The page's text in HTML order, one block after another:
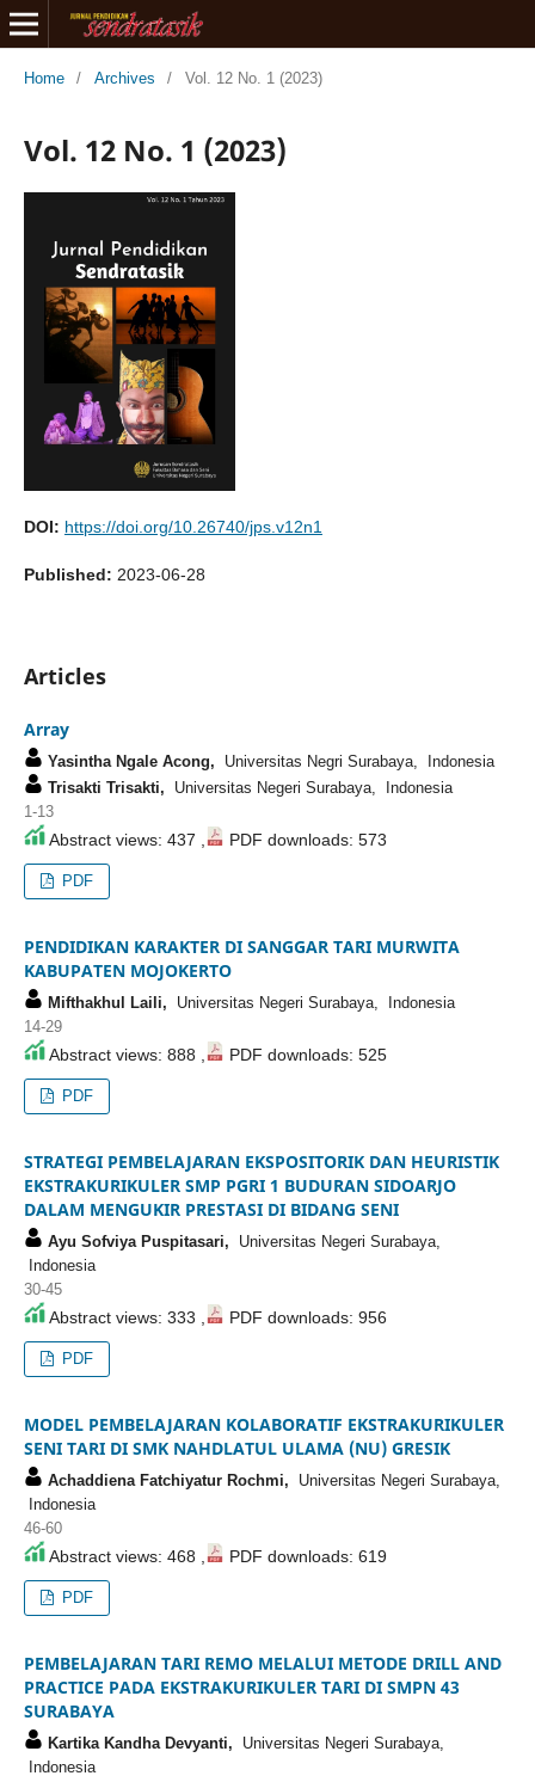
Home / Archives / Vol. 12 No. 1 (2023)
Vol. 12 No. 1 (2023)
DOI: https://doi.org/10.26740/jps.v12n1
Published: 2023-06-28
Articles
Array
Yasintha Ngale Acong, Universitas Negri Surabaya, Indonesia
Trisakti Trisakti, Universitas Negeri Surabaya, Indonesia
1-13
Abstract views: 437 , PDF downloads: 573
PDF
PENDIDIKAN KARAKTER DI SANGGAR TARI MURWITA
KABUPATEN MOJOKERTO
Mifthakhul Laili, Universitas Negeri Surabaya, Indonesia
14-29
Abstract views: 888 , PDF downloads: 525
PDF
STRATEGI PEMBELAJARAN EKSPOSITORIK DAN HEURISTIK
EKSTRAKURIKULER SMP PGRI 1 BUDURAN SIDOARJO
DALAM MENGUKIR PRESTASI DI BIDANG SENI
Ayu Sofviya Puspitasari, Universitas Negeri Surabaya,
Indonesia
30-45
Abstract views: 333 , PDF downloads: 956
PDF
MODEL PEMBELAJARAN KOLABORATIF EKSTRAKURIKULER
SENI TARI DI SMK NAHDLATUL ULAMA (NU) GRESIK
Achaddiena Fatchiyatur Rochmi, Universitas Negeri Surabaya,
Indonesia
46-60
Abstract views: 468 , PDF downloads: 619
PDF
PEMBELAJARAN TARI REMO MELALUI METODE DRILL AND
PRACTICE PADA EKSTRAKURIKULER TARI DI SMPN 43
SURABAYA
Kartika Kandha Devyanti, Universitas Negeri Surabaya,
Indonesia